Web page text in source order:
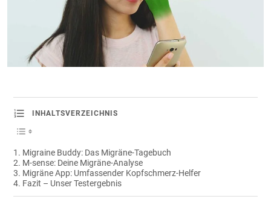
INHALTSVERZEICHNIS
Migraine Buddy: Das Migräne-Tagebuch
M-sense: Deine Migräne-Analyse
Migräne App: Umfassender Kopfschmerz-Helfer
Fazit – Unser Testergebnis